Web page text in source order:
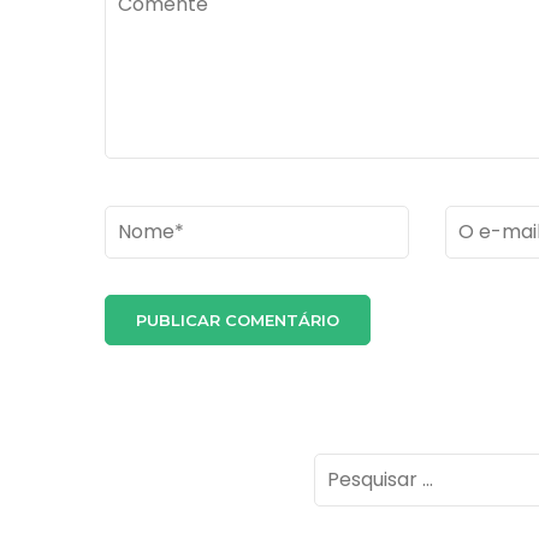
Name* Email *
Pesquisar
por: